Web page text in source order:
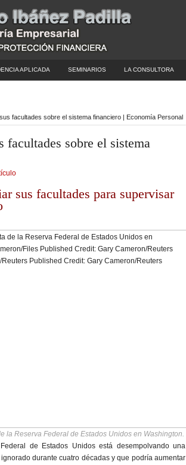
APLICADA SEMINARIOS LA CONSULTORA
facultades sobre el sistema financiero | Economía Personal
facultades sobre el sistema
sus facultades para supervisar
la Reserva Federal de Estados Unidos en Washington.
de Estados Unidos está desempolvando una
durante cuatro décadas y que podría aumentar